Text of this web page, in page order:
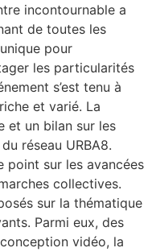
incontournable a
de toutes les
pour
les particularités
s’est tenu à
et varié. La
et un bilan sur les
réseau URBA8.
point sur les avancées
collectives.
sur la thématique
Parmi eux, des
vidéo, la